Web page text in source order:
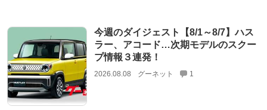
今週のダイジェスト【8/1～8/7】ハス
ラー、アコード…次期モデルのスクー
プ情報３連発！
2026.08.08 グーネット 1